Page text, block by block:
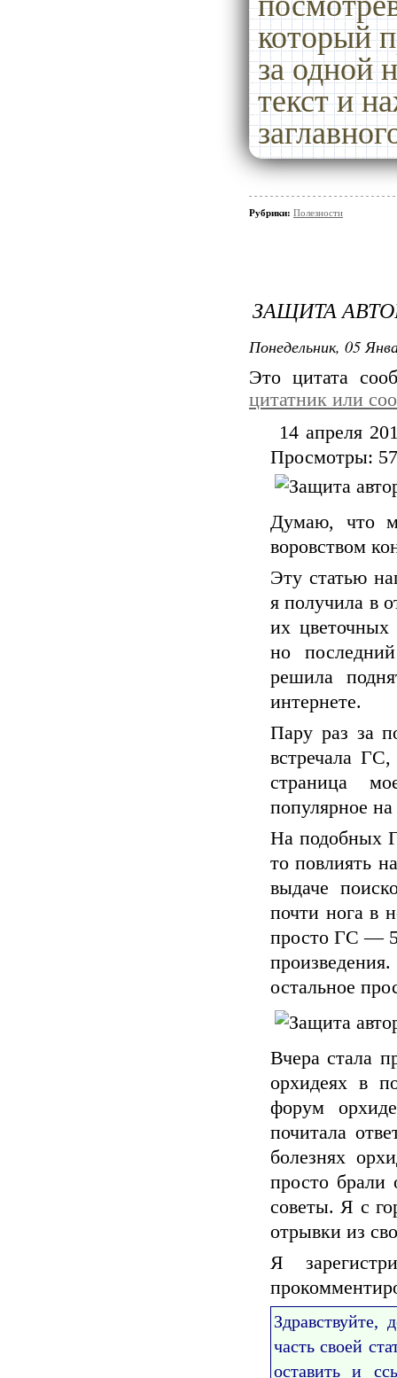
Вам,
который
за одной
текст и
Рубрики: Полезности
ЗАЩИТА
Понедельник, 05
Это цитата
цитатник или
14 апреля
Просмотры:
Думаю, что
воровством
Эту статью
я получила в
их цветочных
но
решила
интернете.
Пару раз за
встречала
страница
популярное на
На подобных
то повлиять
выдаче
почти нога в
просто ГС — 5
остальное
Вчера стала
орхидеях в
форум
почитала
болезнях
просто брали
советы. Я с
отрывки из
Я
Здравствуйте,
часть своей
оставить и